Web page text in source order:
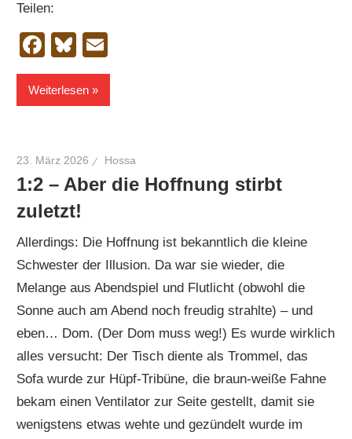
Teilen:
Facebook
Bluesky
Weiterlesen
23. März 2026 Hossa
1:2 – Aber die Hoffnung stirbt
zuletzt!
Allerdings: Die Hoffnung ist bekanntlich die kleine
Schwester der Illusion. Da war sie wieder, die
Melange aus Abendspiel und Flutlicht (obwohl die
Sonne auch am Abend noch freudig strahlte) – und
eben… Dom. (Der Dom muss weg!) Es wurde wirklich
alles versucht: Der Tisch diente als Trommel, das
Sofa wurde zur Hüpf-Tribüne, die braun-weiße Fahne
bekam einen Ventilator zur Seite gestellt, damit sie
wenigstens etwas wehte und gezündelt wurde im